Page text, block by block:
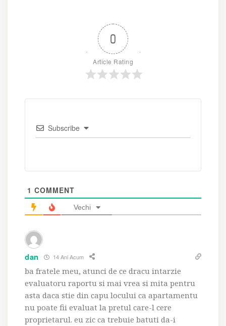
0
Article Rating
Subscribe
1 COMMENT
Vechi
dan 14 Ani Acum
ba fratele meu, atunci de ce dracu intarzie
evaluatoru raportu si mai vrea si mita pentru
asta daca stie din capu locului ca apartamentu
nu poate fii evaluat la pretul care-l cere
proprietarul. eu zic ca trebuie batuti da-i